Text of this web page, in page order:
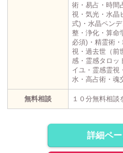
術・易占・時間
視・気光・水晶
式)・水晶ペン
整・浄化・算命
必須)・精霊術
視・過去世（前
感・霊感タロッ
イユ・霊感霊視
水・高占術・魂
無料相談 １０分無料相談
詳細ペ